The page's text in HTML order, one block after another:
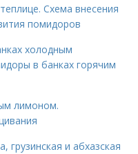
Схема внесения
помидоров
холодным
в банках горячим
лимоном.
грузинская и абхазская